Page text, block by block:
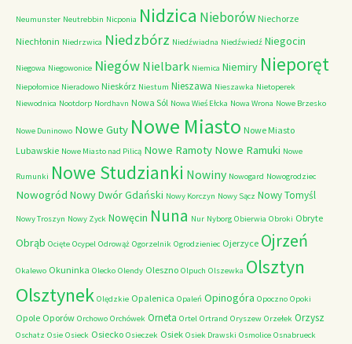
Neumunster Neutrebbin Nicponia Nidzica Nieborów Niechorze
Niechłonin Niedrzwica Niedzbórz Niedźwiadna Niedźwiedź Niegocin
Niegowa Niegowonice Niegów Nielbark Niemica Niemiry Nieporęt
Niepołomice Nieradowo Nieskórz Niestum Nieszawa Nieszawka Nietoperek
Niewodnica Nootdorp Nordhavn Nowa Sól Nowa Wieś Ełcka Nowa Wrona Nowe Brzesko
Nowe Duninowo Nowe Guty Nowe Miasto Nowe Miasto
Lubawskie Nowe Miasto nad Pilicą Nowe Ramoty Nowe Ramuki Nowe
Rumunki Nowe Studzianki Nowiny Nowogard Nowogrodziec
Nowogród Nowy Dwór Gdański Nowy Korczyn Nowy Sącz Nowy Tomyśl
Nowy Troszyn Nowy Zyck Nowęcin Nuna Nur Nyborg Obierwia Obroki Obryte
Obrąb Ocięte Ocypel Odrowąż Ogorzelnik Ogrodzieniec Ojerzyce Ojrzeń
Okalewo Okuninka Olecko Olendy Oleszno Olpuch Olszewka Olsztyn
Olsztynek Olędzkie Opalenica Opaleń Opinogóra Opoczno Opoki
Opole Oporów Orchowo Orchówek Orneta Ortel Ortrand Oryszew Orzełek Orzysz
Oschatz Osie Osieck Osiecko Osieczek Osiek Osiek Drawski Osmolice Osnabrueck